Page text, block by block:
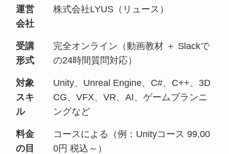
運営
会社
株式会社LYUS（リュース）
受講
形式
完全オンライン（動画教材 ＋ Slackで
の24時間質問対応）
対象
スキ
ル
Unity、Unreal Engine、C#、C++、3D
CG、VFX、VR、AI、ゲームプランニ
ングなど
料金
の目
コースによる（例：Unityコース 99,00
0円 税込～）